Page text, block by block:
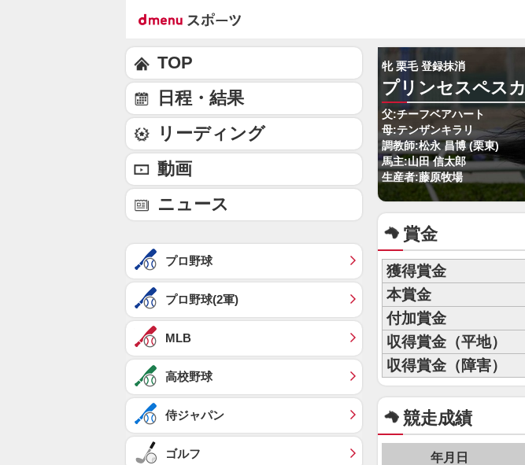
牝 栗毛 登録抹消
プリンセスペスカ
父:チーフベアハート
母:テンザンキラリ
調教師:松永 昌博 (栗東)
馬主:山田 信太郎
生産者:藤原牧場
賞金
獲得賞金
本賞金
付加賞金
収得賞金（平地）
収得賞金（障害）
競走成績
年月日
TOP
日程・結果
リーディング
動画
ニュース
プロ野球
プロ野球(2軍)
MLB
高校野球
侍ジャパン
ゴルフ